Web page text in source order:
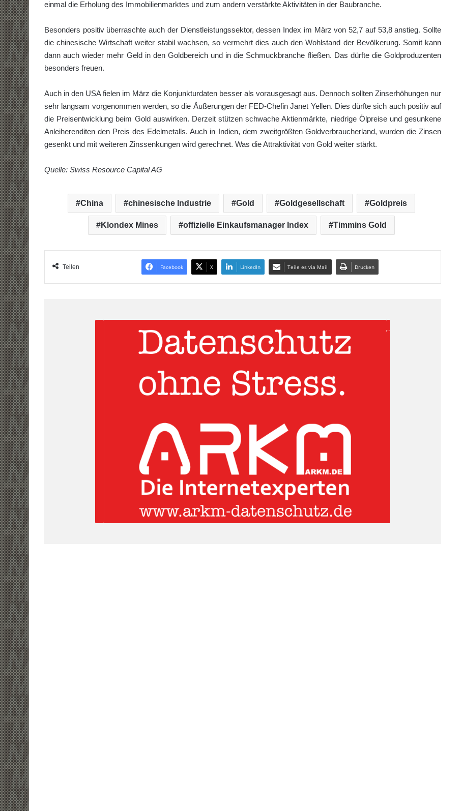
einmal die Erholung des Immobilienmarktes und zum andern verstärkte Aktivitäten in der Baubranche.
Besonders positiv überraschte auch der Dienstleistungssektor, dessen Index im März von 52,7 auf 53,8 anstieg. Sollte
die chinesische Wirtschaft weiter stabil wachsen, so vermehrt dies auch den Wohlstand der Bevölkerung. Somit kann
dann auch wieder mehr Geld in den Goldbereich und in die Schmuckbranche fließen. Das dürfte die Goldproduzenten
besonders freuen.
Auch in den USA fielen im März die Konjunkturdaten besser als vorausgesagt aus. Dennoch sollten Zinserhöhungen nur
sehr langsam vorgenommen werden, so die Äußerungen der FED-Chefin Janet Yellen. Dies dürfte sich auch positiv auf
die Preisentwicklung beim Gold auswirken. Derzeit stützen schwache Aktienmärkte, niedrige Ölpreise und gesunkene
Anleiherenditen den Preis des Edelmetalls. Auch in Indien, dem zweitgrößten Goldverbraucherland, wurden die Zinsen
gesenkt und mit weiteren Zinssenkungen wird gerechnet. Was die Attraktivität von Gold weiter stärkt.
Quelle: Swiss Resource Capital AG
China chinesische Industrie Gold Goldgesellschaft Goldpreis
Klondex Mines offizielle Einkaufsmanager Index Timmins Gold
Teilen Facebook X LinkedIn Teile es via Mail Drucken